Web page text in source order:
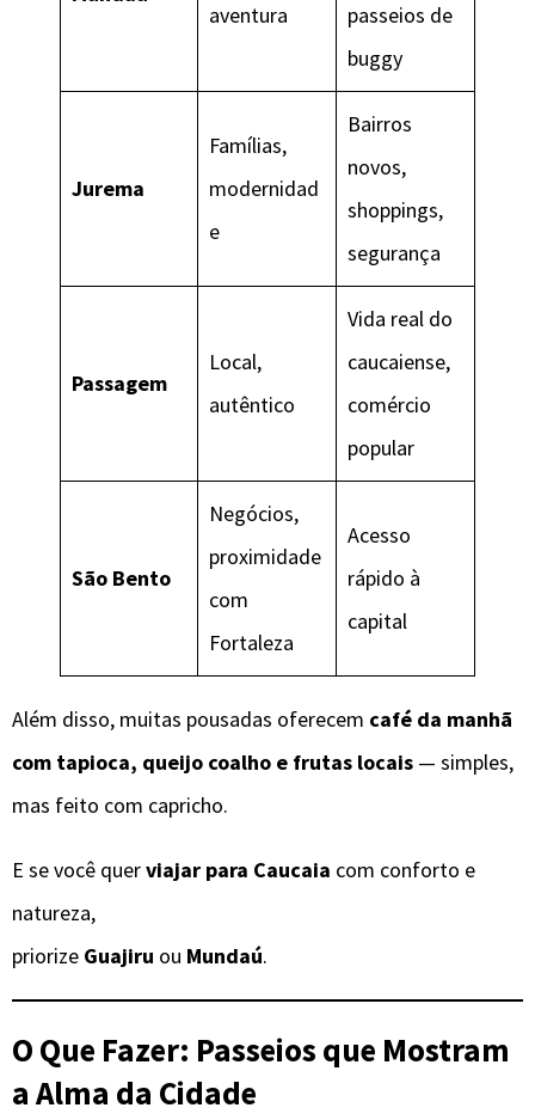
aventura
passeios de
buggy
Jurema
Famílias,
modernidad
e
Bairros
novos,
shoppings,
segurança
Passagem
Local,
autêntico
Vida real do
caucaiense,
comércio
popular
São Bento
Negócios,
proximidade
com
Fortaleza
Acesso
rápido à
capital
Além disso, muitas pousadas oferecem café da manhã
com tapioca, queijo coalho e frutas locais — simples,
mas feito com capricho.
E se você querviajar para Caucaia com conforto e
natureza,
priorize Guajiru ou Mundaú.
O Que Fazer: Passeios que Mostram
a Alma da Cidade